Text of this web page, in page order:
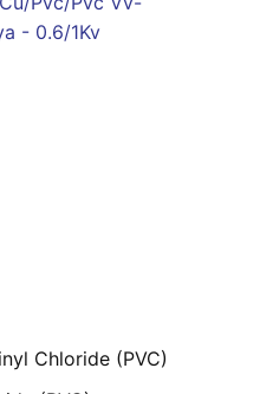
Chloride (PVC)